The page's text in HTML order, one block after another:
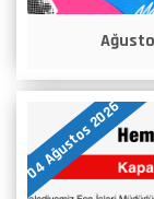
04 Ağustos 2026